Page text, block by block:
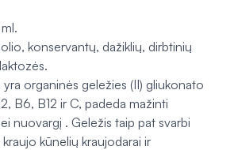
konservantų, dažiklių, dirbtinių
yra organinės geležies (II) gliukonato
B6, B12 ir C, padeda mažinti
nuovargį . Geležis taip pat svarbi
kūnelių kraujodarai ir